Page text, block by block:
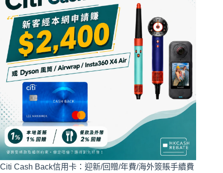
Citi Cash Back信用卡：迎新/回贈/年費/海外簽賬手續費